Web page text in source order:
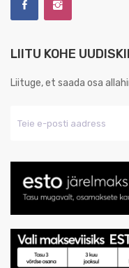
LIITU KOHE
Liituge, et saada osa